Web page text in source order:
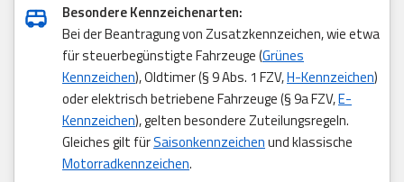
Besondere Kennzeichenarten:
Bei der Beantragung von Zusatzkennzeichen, wie etwa
für steuerbegünstigte Fahrzeuge (Grünes
Kennzeichen), Oldtimer (§ 9 Abs. 1 FZV,H-Kennzeichen)
oder elektrisch betriebene Fahrzeuge (§ 9a FZV,E-
Kennzeichen), gelten besondere Zuteilungsregeln.
Gleiches gilt fürSaisonkennzeichenund klassische
Motorradkennzeichen.